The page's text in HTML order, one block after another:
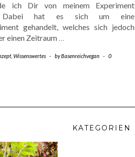
ich Dir von meinem Experiment
Dabei hat es sich um eine
gehandelt, welches sich jedoch
einen Zeitraum …
Wissenswertes - byBasenreichvegan -
0
KATEGORIEN